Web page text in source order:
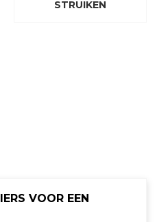
STRUIKEN
VOOR EEN